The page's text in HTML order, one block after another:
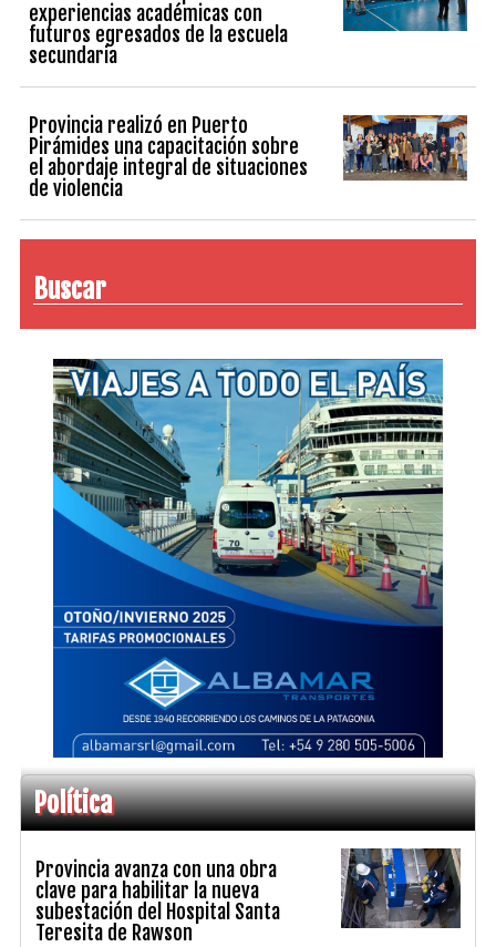
experiencias académicas con
futuros egresados de la escuela
secundaria
Provincia realizó en Puerto
Pirámides una capacitación sobre
el abordaje integral de situaciones
de violencia
Buscar
Política
Provincia avanza con una obra
clave para habilitar la nueva
subestación del Hospital Santa
Teresita de Rawson